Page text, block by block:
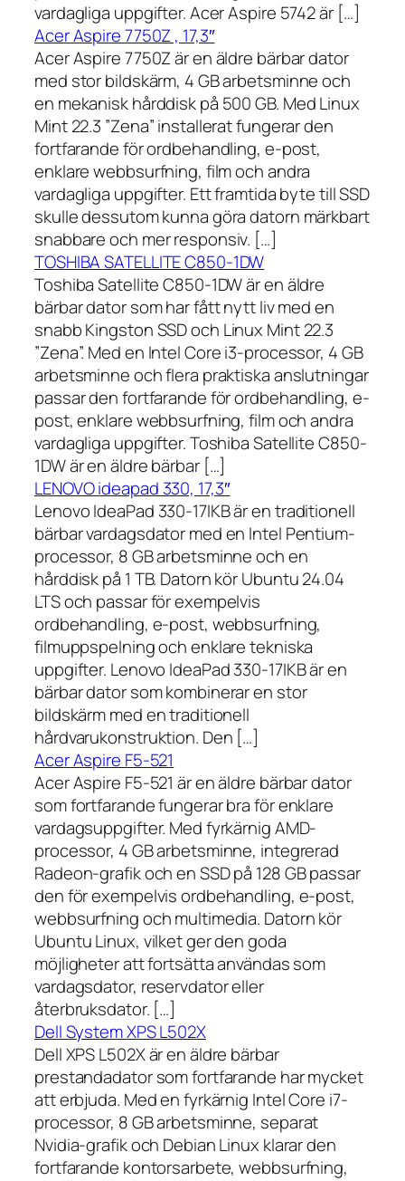
vardagliga uppgifter. Acer Aspire 5742 är […]
Acer Aspire 7750Z , 17,3″
Acer Aspire 7750Z är en äldre bärbar dator
med stor bildskärm, 4 GB arbetsminne och
en mekanisk hårddisk på 500 GB. Med Linux
Mint 22.3 ”Zena” installerat fungerar den
fortfarande för ordbehandling, e-post,
enklare webbsurfning, film och andra
vardagliga uppgifter. Ett framtida byte till SSD
skulle dessutom kunna göra datorn märkbart
snabbare och mer responsiv. […]
TOSHIBA SATELLITE C850-1DW
Toshiba Satellite C850-1DW är en äldre
bärbar dator som har fått nytt liv med en
snabb Kingston SSD och Linux Mint 22.3
”Zena”. Med en Intel Core i3-processor, 4 GB
arbetsminne och flera praktiska anslutningar
passar den fortfarande för ordbehandling, e-
post, enklare webbsurfning, film och andra
vardagliga uppgifter. Toshiba Satellite C850-
1DW är en äldre bärbar […]
LENOVO ideapad 330, 17,3″
Lenovo IdeaPad 330-17IKB är en traditionell
bärbar vardagsdator med en Intel Pentium-
processor, 8 GB arbetsminne och en
hårddisk på 1 TB. Datorn kör Ubuntu 24.04
LTS och passar för exempelvis
ordbehandling, e-post, webbsurfning,
filmuppspelning och enklare tekniska
uppgifter. Lenovo IdeaPad 330-17IKB är en
bärbar dator som kombinerar en stor
bildskärm med en traditionell
hårdvarukonstruktion. Den […]
Acer Aspire F5-521
Acer Aspire F5-521 är en äldre bärbar dator
som fortfarande fungerar bra för enklare
vardagsuppgifter. Med fyrkärnig AMD-
processor, 4 GB arbetsminne, integrerad
Radeon-grafik och en SSD på 128 GB passar
den för exempelvis ordbehandling, e-post,
webbsurfning och multimedia. Datorn kör
Ubuntu Linux, vilket ger den goda
möjligheter att fortsätta användas som
vardagsdator, reservdator eller
återbruksdator. […]
Dell System XPS L502X
Dell XPS L502X är en äldre bärbar
prestandadator som fortfarande har mycket
att erbjuda. Med en fyrkärnig Intel Core i7-
processor, 8 GB arbetsminne, separat
Nvidia-grafik och Debian Linux klarar den
fortfarande kontorsarbete, webbsurfning,